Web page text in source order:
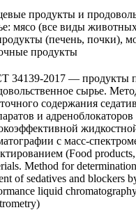
продукты и
мясо (все виды
(печень, почки),
продукты
34139-2017 — продукты
сырье.
содержания
и
с масс-
(Food
Method for
of sedatives and blockers
liquid